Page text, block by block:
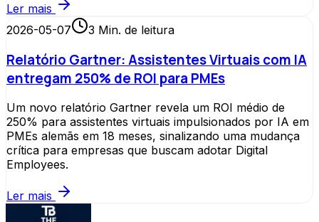
Ler mais
2026-05-07
3 Min. de leitura
Relatório Gartner: Assistentes Virtuais com IA
entregam 250% de ROI para PMEs
Um novo relatório Gartner revela um ROI médio de
250% para assistentes virtuais impulsionados por IA em
PMEs alemãs em 18 meses, sinalizando uma mudança
crítica para empresas que buscam adotar Digital
Employees.
Ler mais